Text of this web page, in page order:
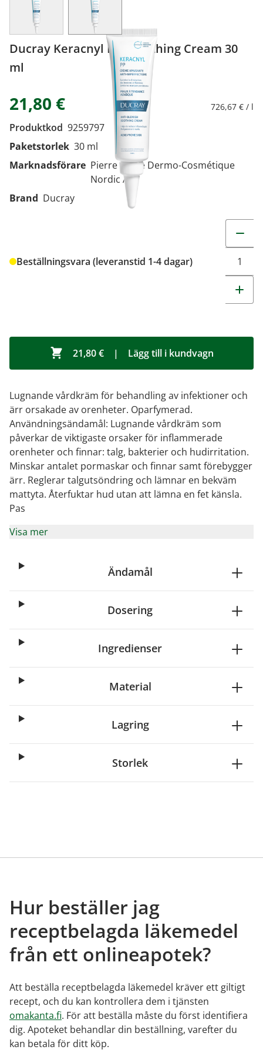
Ducray Keracnyl PP+ Soothing Cream 30
ml
21,80 € 726,67 € / l
Produktkod 9259797
Paketstorlek 30 ml
Marknadsförare Pierre Fabre Dermo-Cosmétique
Nordic A/S
Brand Ducray
Beställningsvara (leveranstid 1-4 dagar)
21,80 € | Lägg till i kundvagn
Lugnande vårdkräm för behandling av infektioner och
ärr orsakade av orenheter. Oparfymerad.
Användningsändamål: Lugnande vårdkräm som
påverkar de viktigaste orsaker för inflammerade
orenheter och finnar: talg, bakterier och hudirritation.
Minskar antalet pormaskar och finnar samt förebygger
ärr. Reglerar talgutsöndring och lämnar en bekväm
mattyta. Återfuktar hud utan att lämna en fet känsla.
Pas
Visa mer
Ändamål
Dosering
Ingredienser
Material
Lagring
Storlek
Hur beställer jag
receptbelagda läkemedel
från ett onlineapotek?
Att beställa receptbelagda läkemedel kräver ett giltigt
recept, och du kan kontrollera dem i tjänsten
omakanta.fi. För att beställa måste du först identifiera
dig. Apoteket behandlar din beställning, varefter du
kan betala för ditt köp.